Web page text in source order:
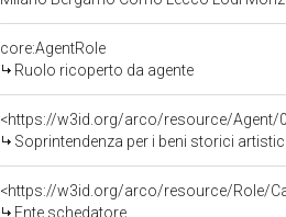
core:AgentRole
Ruolo ricoperto da agente
<https://w3id.org/arco/resource/Agent/
Soprintendenza per i beni storici artistici ed
<https://w3id.org/arco/resource/Role/
Ente schedatore